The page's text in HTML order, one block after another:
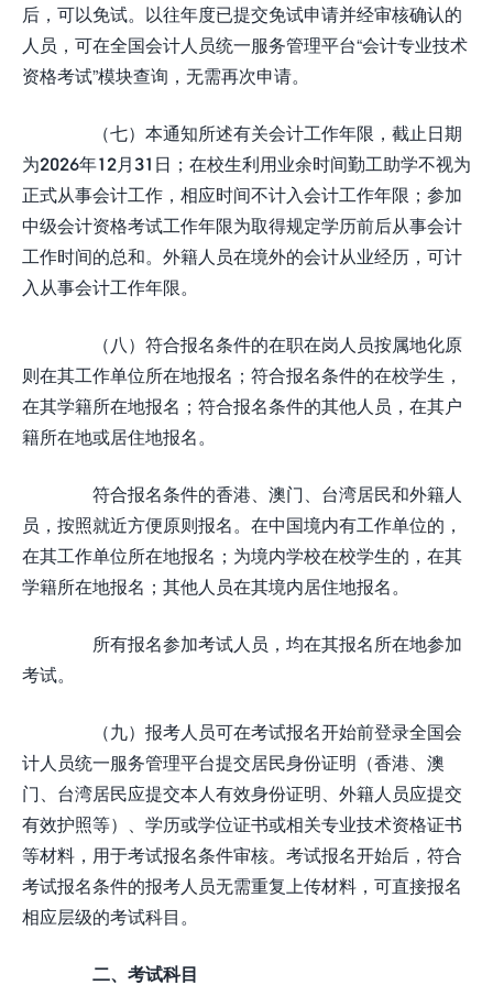
后，可以免试。以往年度已提交免试申请并经审核确认的
人员，可在全国会计人员统一服务管理平台“会计专业技术
资格考试”模块查询，无需再次申请。
（七）本通知所述有关会计工作年限，截止日期
为2026年12月31日；在校生利用业余时间勤工助学不视为
正式从事会计工作，相应时间不计入会计工作年限；参加
中级会计资格考试工作年限为取得规定学历前后从事会计
工作时间的总和。外籍人员在境外的会计从业经历，可计
入从事会计工作年限。
（八）符合报名条件的在职在岗人员按属地化原
则在其工作单位所在地报名；符合报名条件的在校学生，
在其学籍所在地报名；符合报名条件的其他人员，在其户
籍所在地或居住地报名。
符合报名条件的香港、澳门、台湾居民和外籍人
员，按照就近方便原则报名。在中国境内有工作单位的，
在其工作单位所在地报名；为境内学校在校学生的，在其
学籍所在地报名；其他人员在其境内居住地报名。
所有报名参加考试人员，均在其报名所在地参加
考试。
（九）报考人员可在考试报名开始前登录全国会
计人员统一服务管理平台提交居民身份证明（香港、澳
门、台湾居民应提交本人有效身份证明、外籍人员应提交
有效护照等）、学历或学位证书或相关专业技术资格证书
等材料，用于考试报名条件审核。考试报名开始后，符合
考试报名条件的报考人员无需重复上传材料，可直接报名
相应层级的考试科目。
二、考试科目